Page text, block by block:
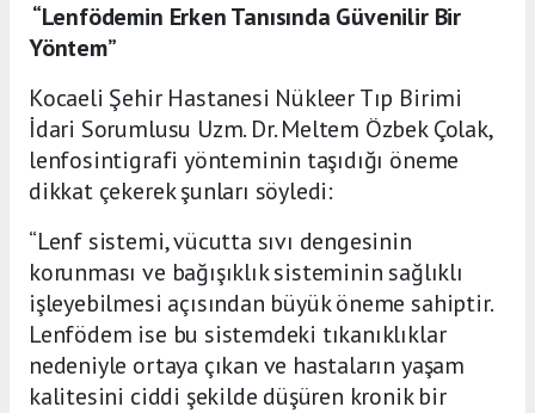
“Lenfödemin Erken Tanısında Güvenilir Bir
Yöntem”
Kocaeli Şehir Hastanesi Nükleer Tıp Birimi
İdari Sorumlusu Uzm. Dr. Meltem Özbek Çolak,
lenfosintigrafi yönteminin taşıdığı öneme
dikkat çekerek şunları söyledi:
“Lenf sistemi, vücutta sıvı dengesinin
korunması ve bağışıklık sisteminin sağlıklı
işleyebilmesi açısından büyük öneme sahiptir.
Lenfödem ise bu sistemdeki tıkanıklıklar
nedeniyle ortaya çıkan ve hastaların yaşam
kalitesini ciddi şekilde düşüren kronik bir